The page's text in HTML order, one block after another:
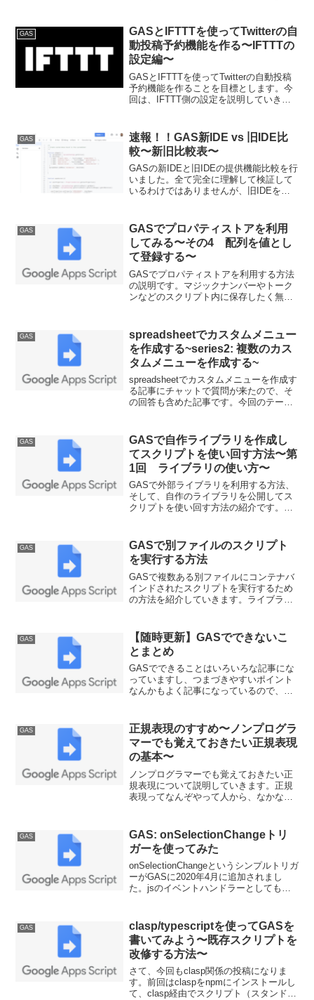
している機能やcookieについて少し理解
を深めつつ、GASでのログイン処理とペ
ージ遷移の方法を解説していきます。
GAS
GASとIFTTTを使ってTwitterの自
動投稿予約機能を作る〜IFTTTの
設定編〜
GASとIFTTTを使ってTwitterの自動投稿
予約機能を作ることを目標とします。今
回は、IFTTT側の設定を説明していきま
ます。
GAS
速報！！GAS新IDE vs 旧IDE比
較〜新旧比較表〜
GASの新IDEと旧IDEの提供機能比較を行
いました。全て完全に理解して検証して
いるわけではありませんが、旧IDEをベ
てば嬉しいです
GAS
GASでプロパティストアを利用
してみる〜その4 配列を値とし
て登録する〜
GASでプロパティストアを利用する方法
の説明です。マジックナンバーやトーク
ンなどのスクリプト内に保存したく無い
ィストアに、配列を値として登録する方
法の解説です。
GAS
spreadsheetでカスタムメニュー
を作成する~series2: 複数のカス
タムメニューを作成する~
spreadsheetでカスタムメニューを作成す
る記事にチャットで質問が来たので、そ
の回答も含めた記事です。今回のテーマ
紹介していきます。
GAS
GASで自作ライブラリを作成し
てスクリプトを使い回す方法〜第
1回 ライブラリの使い方〜
GASで外部ライブラリを利用する方法、
そして、自作のライブラリを公開してス
クリプトを使い回す方法の紹介です。共
で、使い回しが可能になります。第1回目
はまずは外部ライブラリの使い方の説明
からです。
GAS
GASで別ファイルのスクリプト
を実行する方法
GASで複数ある別ファイルにコンテナバ
インドされたスクリプトを実行するため
の方法を紹介していきます。ライブラリ
ます。トリガーが使えない前提状況の場
合に、めんどくささを省いてくれます。
GAS
【随時更新】GASでできないこ
とまとめ
GASでできることはいろいろな記事にな
っていますし、つまづきやすいポイント
なんかもよく記事になっているので、そ
能だなってやつを列挙していきます。見
つかったら随時更新です。あまり増えて
いかないことを期待しつつ。
GAS
正規表現のすすめ〜ノンプログラ
マーでも覚えておきたい正規表現
の基本〜
ノンプログラマーでも覚えておきたい正
規表現について説明していきます。正規
表現ってなんぞやって人から、なかなか
たせられる正規表現は是非習得していき
たい基礎知識だと思います。
GAS
GAS: onSelectionChangeトリ
ガーを使ってみた
onSelectionChangeというシンプルトリガ
ーがGASに2020年4月に追加されまし
た。jsのイベントハンドラーとしても採
す。
GAS
clasp/typescriptを使ってGASを
書いてみよう〜既存スクリプトを
改修する方法〜
さて、今回もclasp関係の投稿になりま
す。前回はclaspをnpmにインストールし
て、clasp経由でスクリプト（スタンドア